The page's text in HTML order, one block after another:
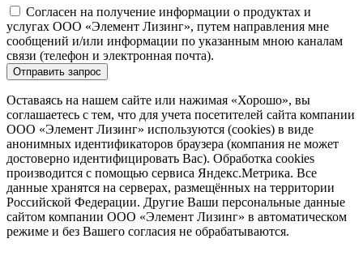
Согласен на получение информации о продуктах и
услугах ООО «Элемент Лизинг», путем направления мне
сообщений и/или информации по указанным мною каналам
связи (телефон и электронная почта).
Отправить запрос
Оставаясь на нашем сайте или нажимая «Хорошо», вы
соглашаетесь с тем, что для учета посетителей сайта компании
ООО «Элемент Лизинг» используются (cookies) в виде
анонимных идентификаторов браузера (компания не может
достоверно идентифицировать Вас). Обработка cookies
производится с помощью сервиса Яндекс.Метрика. Все
данные хранятся на серверах, размещённых на территории
Российской Федерации. Другие Ваши персональные данные
сайтом компании ООО «Элемент Лизинг» в автоматическом
режиме и без Вашего согласия не обрабатываются.